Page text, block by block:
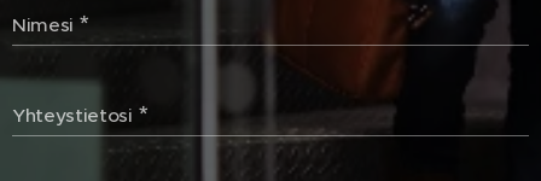
Nimesi
Yhteystietosi